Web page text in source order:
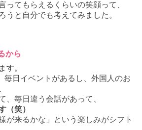
ってもらえるくらいの笑顔って、
うと自分でも考えてみました。
から
す。
毎日イベントがあるし、外国人のお
、毎日違う会話があって、
（笑）
が来るかな」という楽しみがシフト